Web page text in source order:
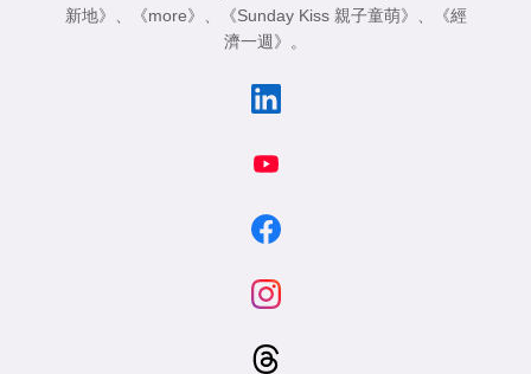
新地》
《more》 《Sunday Kiss 親子童萌》
《經
濟一週》
。